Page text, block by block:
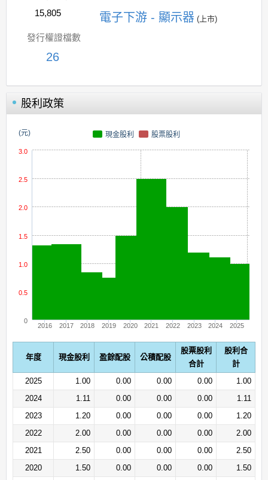
15,805
電子下游 - 顯示器 (上市)
發行權證檔數
26
股利政策
(元) 現金股利 股票股利
2016 2017 2018 2019 2020 2021 2022 2023 2024 2025
0
0.5
1.0
1.5
2.0
2.5
3.0
年度 現金股利 盈餘配股 公積配股
股票股利
合計
股利合
計
2025
1.00 0.00 0.00 0.00
1.00
2024
1.11 0.00 0.00 0.00
1.11
2023
1.20 0.00 0.00 0.00
1.20
2022
2.00 0.00 0.00 0.00
2.00
2021
2.50 0.00 0.00 0.00
2.50
2020
1.50 0.00 0.00 0.00
1.50